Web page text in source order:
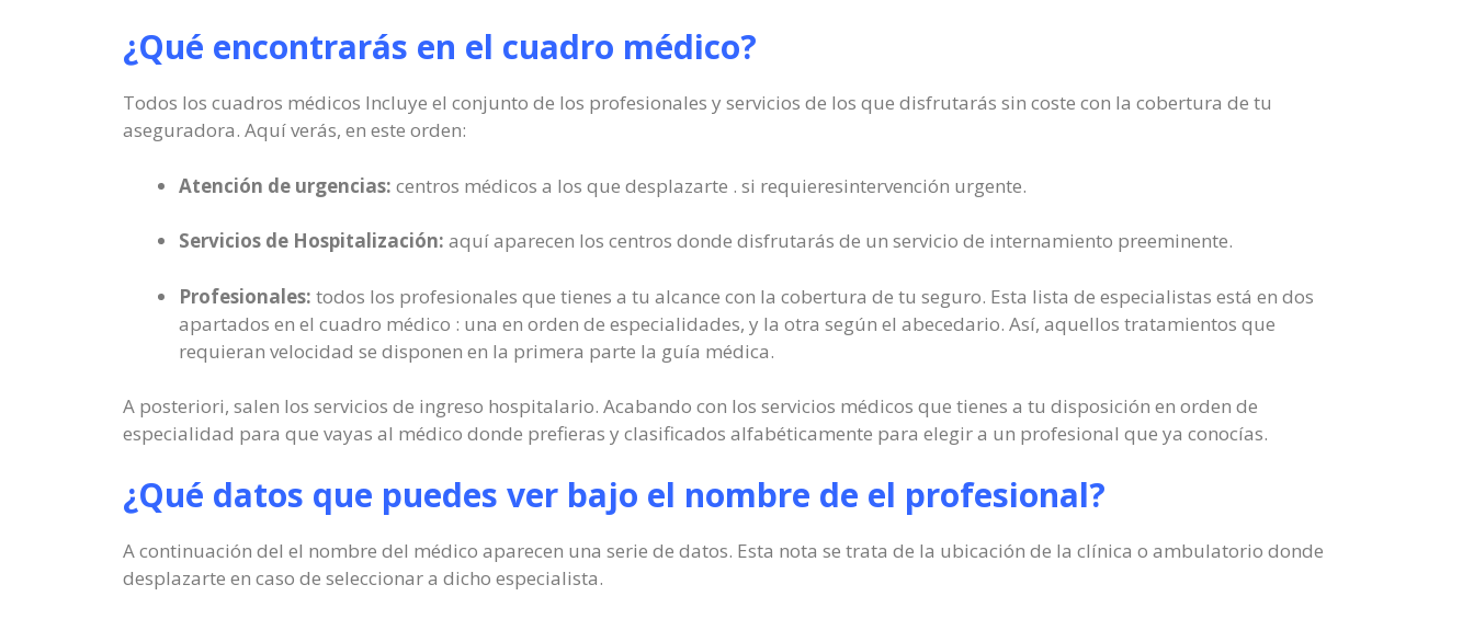
¿Qué encontrarás en el cuadro médico?
Todos los cuadros médicos Incluye el conjunto de los profesionales y servicios de los que disfrutarás sin coste con la cobertura de tu
aseguradora. Aquí verás, en este orden:
Atención de urgencias: centros médicos a los que desplazarte . si requieresintervención urgente.
Servicios de Hospitalización: aquí aparecen los centros donde disfrutarás de un servicio de internamiento preeminente.
Profesionales: todos los profesionales que tienes a tu alcance con la cobertura de tu seguro. Esta lista de especialistas está en dos
apartados en el cuadro médico : una en orden de especialidades, y la otra según el abecedario. Así, aquellos tratamientos que
requieran velocidad se disponen en la primera parte la guía médica.
A posteriori, salen los servicios de ingreso hospitalario. Acabando con los servicios médicos que tienes a tu disposición en orden de
especialidad para que vayas al médico donde prefieras y clasificados alfabéticamente para elegir a un profesional que ya conocías.
¿Qué datos que puedes ver bajo el nombre de el profesional?
A continuación del el nombre del médico aparecen una serie de datos. Esta nota se trata de la ubicación de la clínica o ambulatorio donde
desplazarte en caso de seleccionar a dicho especialista.